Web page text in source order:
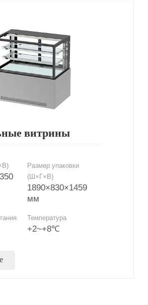
витрины
Размер упаковки
(Ш×Г×В)
1890×830×1459
мм
Температура
+2~+8℃